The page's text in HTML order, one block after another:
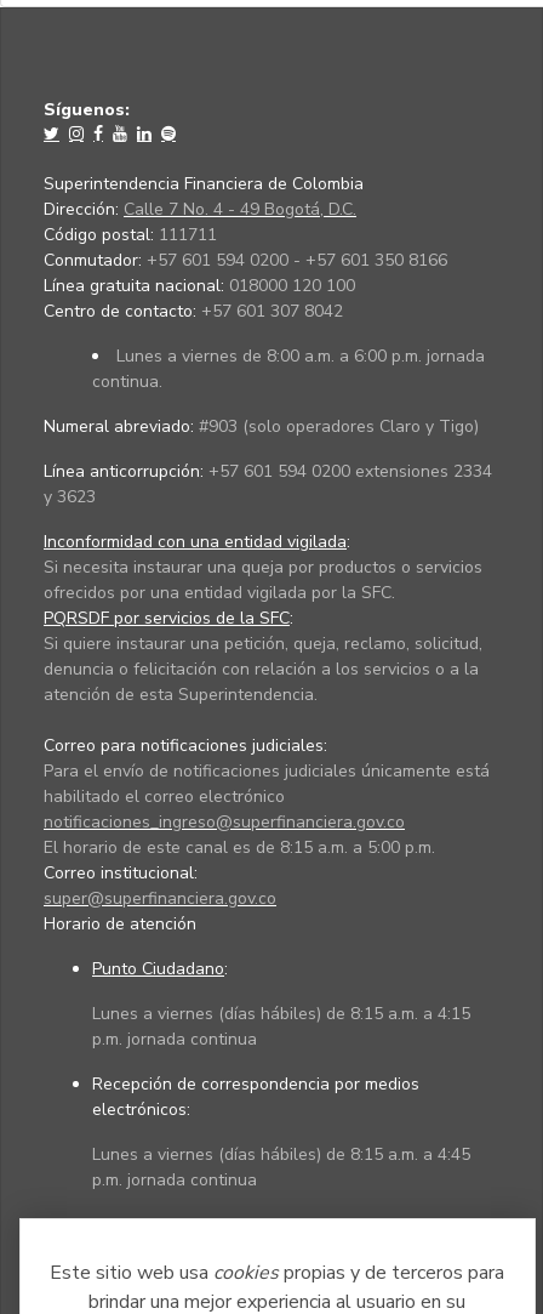
Este sitio web usa cookiespropias y de terceros para
brindar una mejor experiencia al usuario en su
Síguenos:
Superintendencia Financiera de Colombia
Dirección: Calle 7 No. 4 - 49 Bogotá, D.C.
Código postal: 111711
Conmutador: +57 601 594 0200 - +57 601 350 8166
Línea gratuita nacional: 018000 120 100
Centro de contacto: +57 601 307 8042
Lunes a viernes de 8:00 a.m. a 6:00 p.m. jornada
continua.
Numeral abreviado: #903 (solo operadores Claro y Tigo)
Línea anticorrupción: +57 601 594 0200 extensiones 2334
y 3623
Inconformidad con una entidad vigilada:
Si necesita instaurar una queja por productos o servicios
ofrecidos por una entidad vigilada por la SFC.
PQRSDF por servicios de la SFC:
Si quiere instaurar una petición, queja, reclamo, solicitud,
denuncia o felicitación con relación a los servicios o a la
atención de esta Superintendencia.
Correo para notificaciones judiciales:
Para el envío de notificaciones judiciales únicamente está
habilitado el correo electrónico
notificaciones_ingreso@superfinanciera.gov.co
El horario de este canal es de 8:15 a.m. a 5:00 p.m.
Correo institucional:
super@superfinanciera.gov.co
Horario de atención
Punto Ciudadano:
Lunes a viernes (días hábiles) de 8:15 a.m. a 4:15
p.m. jornada continua
Recepción de correspondencia por medios
electrónicos:
Lunes a viernes (días hábiles) de 8:15 a.m. a 4:45
p.m. jornada continua